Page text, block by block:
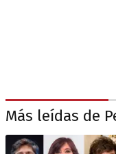
Más leídas de